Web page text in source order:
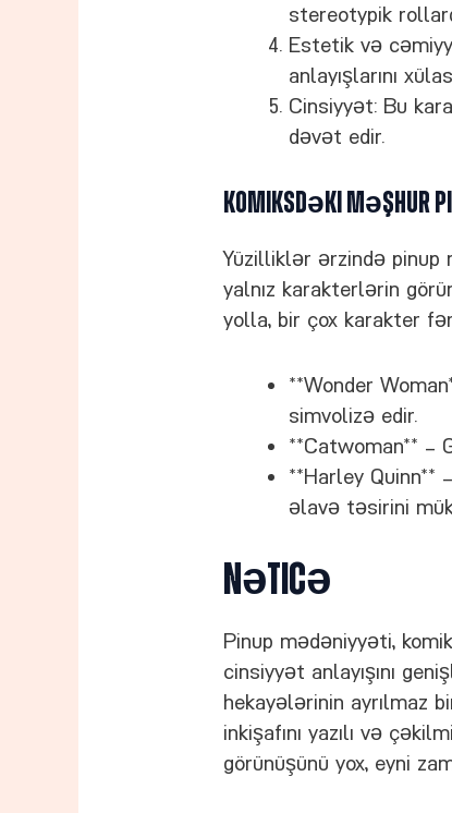
stereotypik
Estetik və
anlayışlarını
Cinsiyyət: Bu
dəvət edir.
Komiksdəki Məşhur
Yüzilliklər ərzində pinup
yalnız karakterlərin
yolla, bir çox karakter
**Wonder
simvolizə edir.
**Catwoman** –
**Harley Quinn**
əlavə təsirini
Nəticə
Pinup mədəniyyəti,
cinsiyyət anlayışını
hekayələrinin ayrılmaz
inkişafını yazılı və
görünüşünü yox, eyni